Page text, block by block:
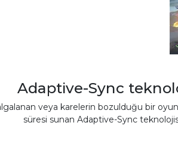
Adaptive-Sync
veya karelerin bozulduğu bir oyun
süresi sunan Adaptive-Sync